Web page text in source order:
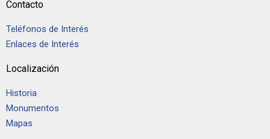
Contacto
Teléfonos de Interés
Enlaces de Interés
Localización
Historia
Monumentos
Mapas